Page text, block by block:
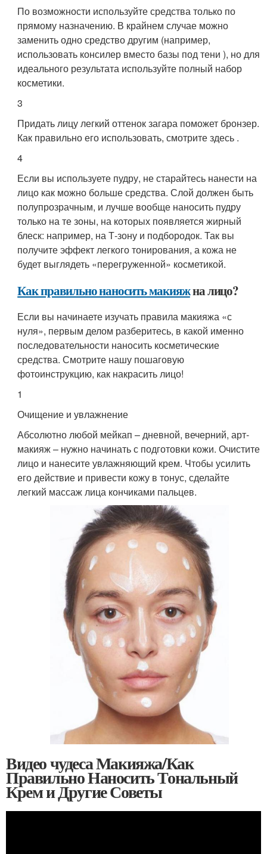
По возможности используйте средства только по
прямому назначению. В крайнем случае можно
заменить одно средство другим (например,
использовать консилер вместо базы под тени ), но для
идеального результата используйте полный набор
косметики.
3
Придать лицу легкий оттенок загара поможет бронзер.
Как правильно его использовать, смотрите здесь .
4
Если вы используете пудру, не старайтесь нанести на
лицо как можно больше средства. Слой должен быть
полупрозрачным, и лучше вообще наносить пудру
только на те зоны, на которых появляется жирный
блеск: например, на Т-зону и подбородок. Так вы
получите эффект легкого тонирования, а кожа не
будет выглядеть «перегруженной» косметикой.
Как правильно наносить макияжна лицо?
Если вы начинаете изучать правила макияжа «с
нуля», первым делом разберитесь, в какой именно
последовательности наносить косметические
средства. Смотрите нашу пошаговую
фотоинструкцию, как накрасить лицо!
1
Очищение и увлажнение
Абсолютно любой мейкап – дневной, вечерний, арт-
макияж – нужно начинать с подготовки кожи. Очистите
лицо и нанесите увлажняющий крем. Чтобы усилить
его действие и привести кожу в тонус, сделайте
легкий массаж лица кончиками пальцев.
Видео чудеса Макияжа/Как
Правильно Наносить Тональный
Крем и Другие Советы